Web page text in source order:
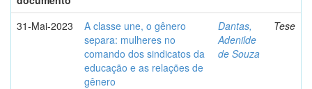
31-Mai-2023
A classe une, o gênero
separa: mulheres no
comando dos sindicatos da
educação e as relações de
gênero
Dantas,
Adenilde
de Souza
Tese